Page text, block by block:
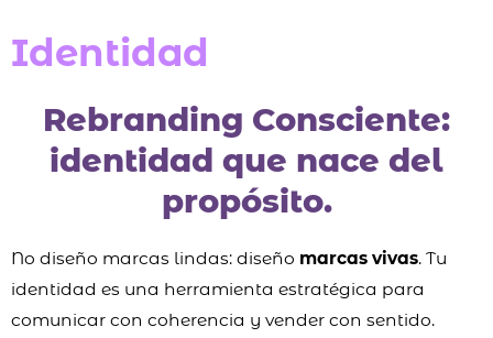
t
Identidad
Rebranding Consciente:
identidad que nace del
propósito.
No diseño marcas lindas: diseño marcas vivas. Tu
identidad es una herramienta estratégica para
comunicar con coherencia y vender con sentido.